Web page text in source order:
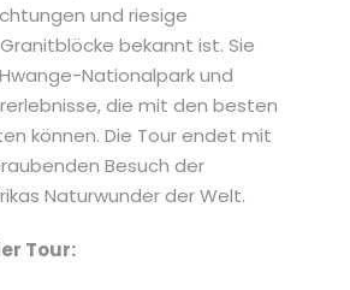
und riesige
bekannt ist. Sie
Nationalpark und
die mit den besten
können. Die Tour endet mit
Besuch der
Naturwunder der Welt.
Tour: